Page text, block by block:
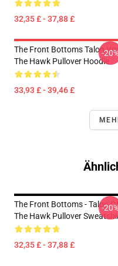
32,35 £ - 37,88 £
The Front Bottoms Talon
The Hawk Pullover Hoodie
33,93 £ - 39,46 £
-
The Front Bottoms - Talon Of
The Hawk Pullover
32,35 £ - 37,88 £
-